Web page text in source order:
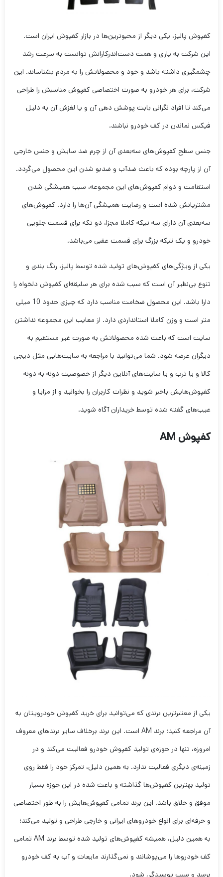
کفپوش پالیز، یکی دیگر از محبو‌ترین‌ها در بازار کفپوش ایران است.
این شرکت به یاری و همت دست‌اندرکارانش توانست به سرعت رشد
چشمگیری داشته باشد و خود و محصولاتش را به مردم بشناساند. این
شرکت، برای هر خودرو به صورت اختصاصی کفپوش مناسبش را طراحی
می‌کند تا افراد نگرانی بابت پوشش دهی آن و یا لغزش آن به دلیل
فیکس نماندن در کف خودرو نباشند.
جنس سطح کفپوش‌های سه‌بعدی آن از چرم ضد سایش و جنس خارجی
آن از پارچه بوده که باعث ضدآب و ضدبو شدن این محصول می‌گردد.
استقامت و دوام کفپوش‌های این مجموعه، سبب همیشگی شدن
مشتریانش شده است و رضایت همیشگی آن‌ها را دارد. کفپوش‌های
سه‌بعدی آن دارای سه تیکه کاملا مجزا، دو تکه برای قسمت جلویی
خودرو و یک تیکه بزرگ برای قسمت عقبی می‌باشد.
یکی از ویژگی‌های کفپوش‌های تولید شده توسط پالیز، رنگ بندی و
تنوع بی‌نظیر آن است که سبب شده برای هر سلیقه‌ای کفپوش دلخواه را
دارا باشد. این محصول ضخامت مناسب دارد که چیزی حدود 10 میلی
متر است و وزن کاملا استانداردی دارد. از معایب این مجموعه نداشتن
سایت است که باعث شده محصولاتش به صورت غیر مستقیم به
دیگران عرضه شود. شما می‌توانید با مراجعه به سایت‌هایی مثل دیجی
کالا و یا ترب و یا سایت‌های آنلاین دیگر از خصوصیت دونه به دونه
کفپوش‌هایش باخبر شوید و نظرات کاربران را بخوانید و از مزایا و
عیب‌های گفته شده توسط خریداران آگاه شوید.
کفپوش AM
یکی از معتبرترین برندی که می‌توانید برای خرید کفپوش خودرویتان به
آن مراجعه کنید؛ برند AM است. این برند برخلاف سایر برندهای معروف
امروزه، تنها در حوزه‌ی تولید کفپوش خودرو فعالیت می‌کند و در
زمینه‌ی دیگری فعالیت ندارد. به همین دلیل، تمرکز خود را فقط روی
تولید بهترین کفپوش‌ها گذاشته و باعث شده در این حوزه بسیار
موفق و خلاق باشد. این برند تمامی کفپوش‌هایش را به طور اختصاصی
و حرفه‌ای برای انواع خودروهای ایرانی و خارجی طراحی و تولید می‌کند؛
به همین دلیل، همیشه کفپوش‌های تولید شده توسط برند AM تمامی
کف خودروها را می‌پوشانند و نمی‌گذارند مایعات و آب به کف خودرو
برسد و سبب پوسیدگی شود.